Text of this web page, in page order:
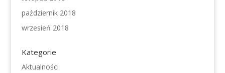
październik 2018
wrzesień 2018
Kategorie
Aktualności